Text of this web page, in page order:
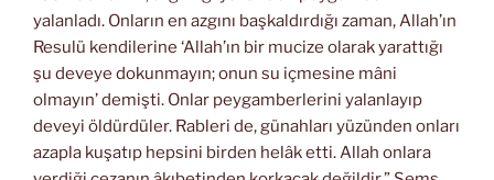
yalanladı. Onların en azgını başkaldırdığı zaman, Allah’ın
Resulü kendilerine ‘Allah’ın bir mucize olarak yarattığı
şu deveye dokunmayın; onun su içmesine mâni
olmayın’ demişti. Onlar peygamberlerini yalanlayıp
deveyi öldürdüler. Rableri de, günahları yüzünden onları
azapla kuşatıp hepsini birden helâk etti. Allah onlara